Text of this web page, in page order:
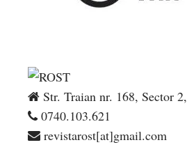
Str. Traian nr. 168, Sector
0740.103.621
revistarost[at]gmail.com